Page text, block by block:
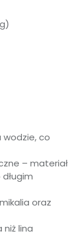
wodzie, co
– materiał
oraz
lina